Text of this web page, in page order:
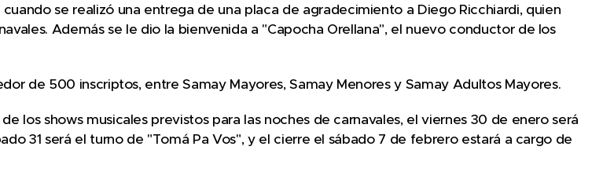
se realizó una entrega de una placa de agradecimiento a Diego Ricchiardi, quien
Además se le dio la bienvenida a "Capocha Orellana", el nuevo conductor de los
de 500 inscriptos, entre Samay Mayores, Samay Menores y Samay Adultos Mayores.
los shows musicales previstos para las noches de carnavales, el viernes 30 de enero será
31 será el turno de "Tomá Pa Vos", y el cierre el sábado 7 de febrero estará a cargo de